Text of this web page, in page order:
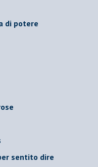
di potere
sentito dire